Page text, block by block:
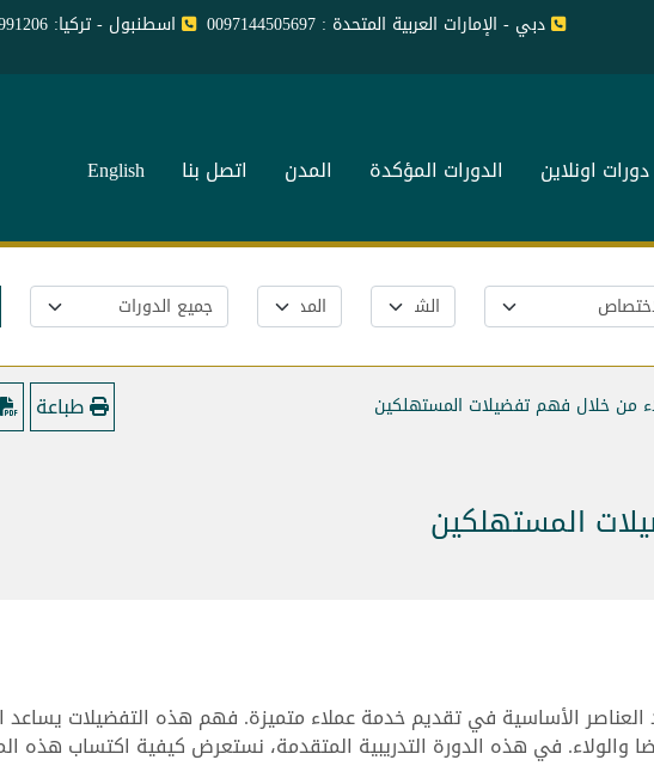
دبي - الإمارات العربية المتحدة : 0097144505697 اسطنبول - تركيا: 00905395991206
دورات اونلاين الدورات المؤكدة المدن اتصل بنا English
من خلال فهم تفضيلات المستهلكين طباعة
المستهلكين
الأساسية في تقديم خدمة عملاء متميزة. فهم هذه التفضيلات
والولاء. في هذه الدورة التدريبية المتقدمة، نستعرض كيفية اكتساب هذه